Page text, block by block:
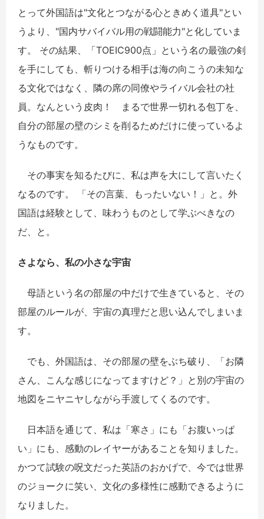
とって外国語は"文化とつながる心ときめく道具"とい
うより、 "国内サバイバル用の戦闘能力"と化していま
す。 その結果、「TOEIC900点」という名の最強の剣
を手にしても、斬りつける相手は海の向こうの未知な
る文化ではなく、隣の席の同僚やライバル会社の社
員。なんという皮肉！ まるで世界一切れる包丁を、
自分の部屋の壁のシミを削るためだけに使っているよ
うなものです。
その事実を知るたびに、私は声を大にして言いたく
なるのです。 「その言葉、もったいない！」と。外
国語は経験として、味わうものとして学ぶべきなの
だ、と。
さよなら、私の小さな宇宙
母語という名の部屋の中だけで生きていると、その
部屋のルールが、宇宙の真理だと思い込んでしまいま
す。
でも、外国語は、その部屋の壁をぶち破り、「お隣
さん、こんな感じになってますけど？」と別の宇宙の
地図をニヤニヤしながら手渡してくるのです。
日本語を通じて、私は「寒さ」にも「お腹いっぱ
い」にも、感動のレイヤーがあることを知りました。
かつて試験の呪文だった英語のおかげで、今では世界
のジョークに笑い、文化の多様性に感動できるように
なりました。